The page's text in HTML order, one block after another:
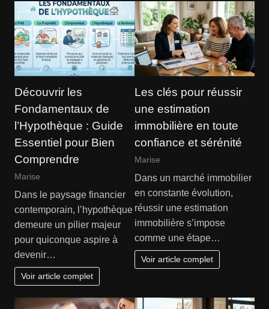
Découvrir les
Fondamentaux de
l’Hypothèque : Guide
Essentiel pour Bien
Comprendre
Marise
Dans le paysage financier
contemporain, l’hypothèque
demeure un pilier majeur
pour quiconque aspire à
devenir…
Voir article complet
Les clés pour réussir
une estimation
immobilière en toute
confiance et sérénité
Marise
Dans un marché immobilier
en constante évolution,
réussir une estimation
immobilière s’impose
comme une étape…
Voir article complet